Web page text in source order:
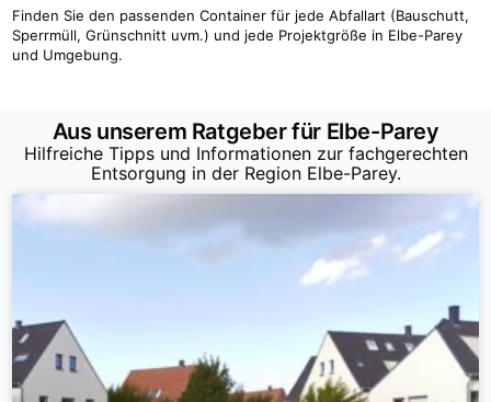
Finden Sie den passenden Container für jede Abfallart (Bauschutt,
Sperrmüll, Grünschnitt uvm.) und jede Projektgröße in Elbe-Parey
und Umgebung.
Aus unserem Ratgeber für Elbe-Parey
Hilfreiche Tipps und Informationen zur fachgerechten
Entsorgung in der Region Elbe-Parey.